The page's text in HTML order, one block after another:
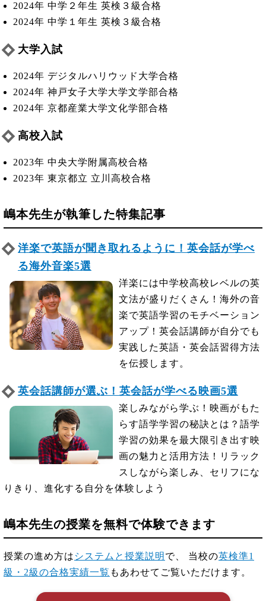
2024年 中学２年生 英検３級合格
2024年 中学１年生 英検３級合格
大学入試
2024年 デジタルハリウッド大学合格
2024年 神戸女子大学大学文学部合格
2024年 京都産業大学文化学部合格
高校入試
2023年 中央大学附属高校合格
2023年 東京都立 立川高校合格
嶋本先生が執筆した特集記事
洋楽で英語が聞き取れるように！英会話が学べ
る海外音楽5選
洋楽には中学校高校レベルの英
文法が盛りだくさん！海外の音
楽で英語学習のモチベーション
アップ！英会話講師が自分でも
実践した英語・英会話習得方法
を伝授します。
英会話講師が選ぶ！英会話が学べる映画5選
楽しみながら学ぶ！映画がもた
らす語学学習の秘訣とは？語学
学習の効果を最大限引き出す映
画の魅力と活用方法！リラック
スしながら楽しみ、セリフにな
りきり、進化する自分を体験しよう
嶋本先生の授業を無料で体験できます
授業の進め方は システムと授業説明 で、 当校の英検準1
級・2級の合格実績一覧 もあわせてご覧いただけます。